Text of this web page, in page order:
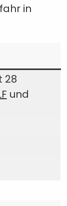
in
28
und